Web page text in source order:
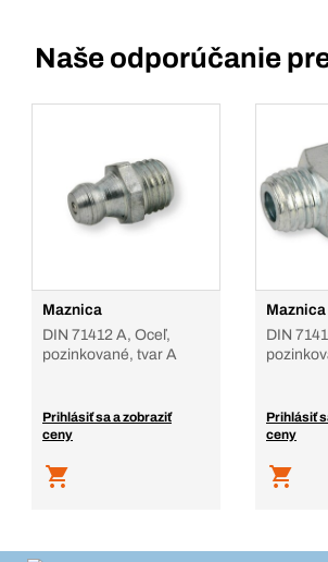
Naše odporúčanie
Maznica
DIN 71412 A, Oceľ,
pozinkované, tvar A
Prihlásiť sa a zobraziť
ceny
Maznica
DIN
Prihlásiť
ceny